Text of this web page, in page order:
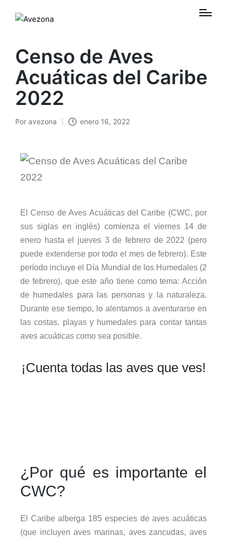
Censo de Aves
Acuáticas del Caribe
2022
Por avezona enero 16, 2022
El Censo de Aves Acuáticas del Caribe (CWC, por
sus siglas en inglés) comienza el viernes 14 de
enero hasta el jueves 3 de febrero de 2022 (pero
puede extenderse por todo el mes de febrero). Este
período incluye el Día Mundial de los Humedales (2
de febrero), que este año tiene como tema: Acción
de humedales para las personas y la naturaleza.
Durante ese tiempo, lo alentamos a aventurarse en
las costas, playas y humedales para contar tantas
aves acuáticas como sea posible.
¡Cuenta todas las aves que ves!
¿Por qué es importante el
CWC?
El Caribe alberga 185 especies de aves acuáticas
(que incluyen aves marinas, aves zancudas, aves